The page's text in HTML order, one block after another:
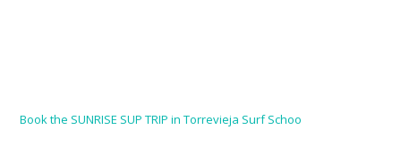
Book the SUNRISE SUP TRIP in Torrevieja Surf Schoo